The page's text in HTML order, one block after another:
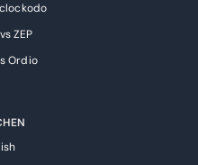
ZEP
Ordio